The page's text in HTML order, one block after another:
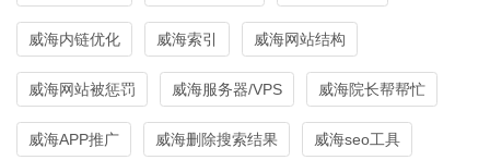
威海内链优化 威海索引 威海网站结构
威海网站被惩罚 威海服务器/VPS 威海院长帮帮忙
威海APP推广 威海删除搜索结果 威海seo工具